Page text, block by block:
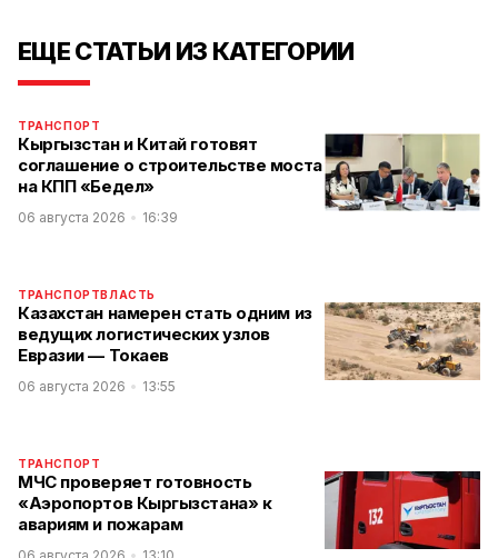
ЕЩЕ СТАТЬИ ИЗ КАТЕГОРИИ
ТРАНСПОРТ
Кыргызстан и Китай готовят
соглашение о строительстве моста
на КПП «Бедел»
06 августа 2026 16:39
ТРАНСПОРТВЛАСТЬ
Казахстан намерен стать одним из
ведущих логистических узлов
Евразии — Токаев
06 августа 2026 13:55
ТРАНСПОРТ
МЧС проверяет готовность
«Аэропортов Кыргызстана» к
авариям и пожарам